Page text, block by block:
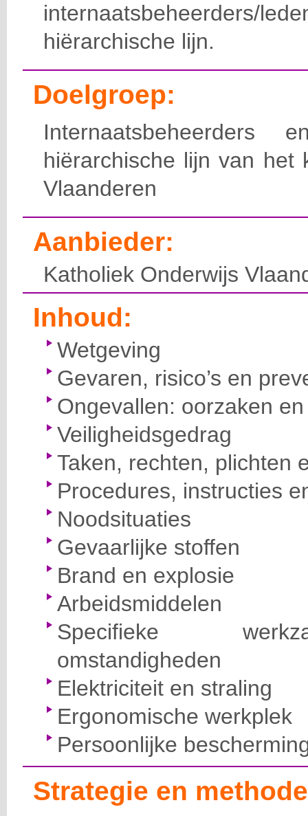
hiërarchische lijn.
Doelgroep:
hiërarchische lijn van het
Vlaanderen
Aanbieder:
Katholiek Onderwijs
Inhoud:
Wetgeving
Gevaren, risico’s en
Ongevallen: oorzaken
Veiligheidsgedrag
Taken, rechten, plichten
Procedures, instructies
Noodsituaties
Gevaarlijke stoffen
Brand en explosie
Arbeidsmiddelen
Specifieke
omstandigheden
Elektriciteit en straling
Ergonomische werkplek
Persoonlijke
Strategie en